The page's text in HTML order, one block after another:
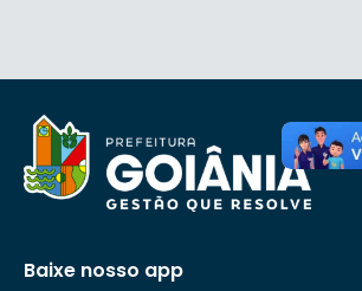
Baixe nosso app